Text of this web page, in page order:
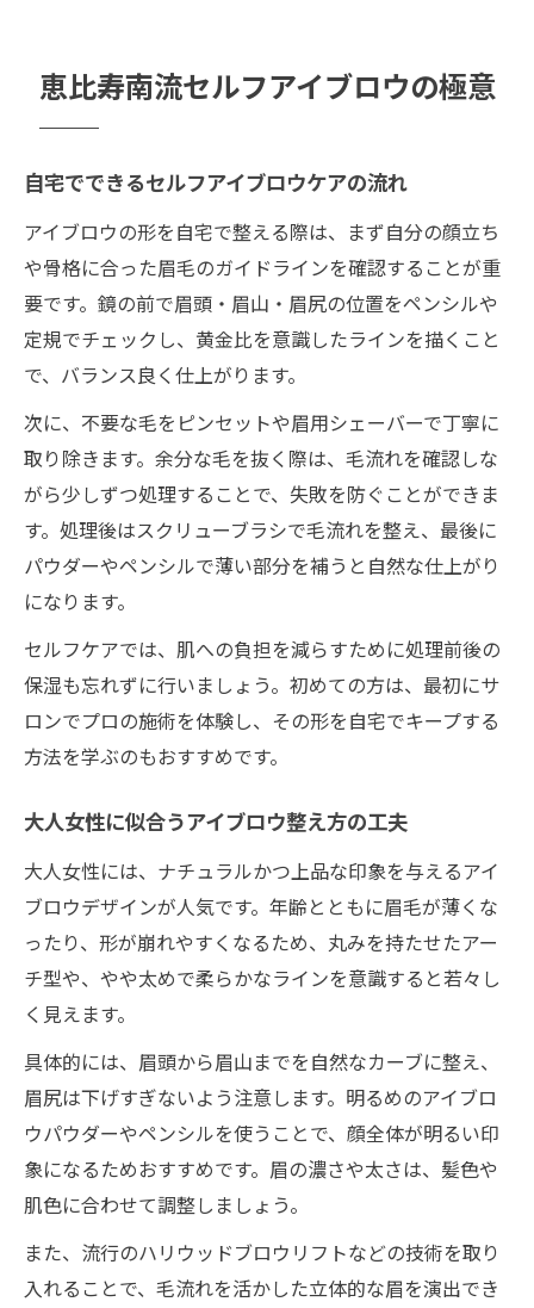
恵比寿南流セルフアイブロウの極意
自宅でできるセルフアイブロウケアの流れ
アイブロウの形を自宅で整える際は、まず自分の顔立ち
や骨格に合った眉毛のガイドラインを確認することが重
要です。鏡の前で眉頭・眉山・眉尻の位置をペンシルや
定規でチェックし、黄金比を意識したラインを描くこと
で、バランス良く仕上がります。
次に、不要な毛をピンセットや眉用シェーバーで丁寧に
取り除きます。余分な毛を抜く際は、毛流れを確認しな
がら少しずつ処理することで、失敗を防ぐことができま
す。処理後はスクリューブラシで毛流れを整え、最後に
パウダーやペンシルで薄い部分を補うと自然な仕上がり
になります。
セルフケアでは、肌への負担を減らすために処理前後の
保湿も忘れずに行いましょう。初めての方は、最初にサ
ロンでプロの施術を体験し、その形を自宅でキープする
方法を学ぶのもおすすめです。
大人女性に似合うアイブロウ整え方の工夫
大人女性には、ナチュラルかつ上品な印象を与えるアイ
ブロウデザインが人気です。年齢とともに眉毛が薄くな
ったり、形が崩れやすくなるため、丸みを持たせたアー
チ型や、やや太めで柔らかなラインを意識すると若々し
く見えます。
具体的には、眉頭から眉山までを自然なカーブに整え、
眉尻は下げすぎないよう注意します。明るめのアイブロ
ウパウダーやペンシルを使うことで、顔全体が明るい印
象になるためおすすめです。眉の濃さや太さは、髪色や
肌色に合わせて調整しましょう。
また、流行のハリウッドブロウリフトなどの技術を取り
入れることで、毛流れを活かした立体的な眉を演出でき